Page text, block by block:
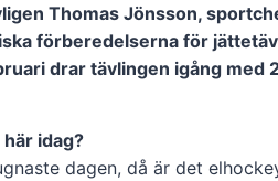
Thomas Jönsson,
förberedelserna för
drar tävlingen igång med
idag?
dagen, då är det